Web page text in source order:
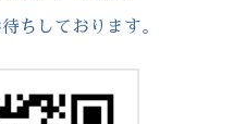
ちしております。